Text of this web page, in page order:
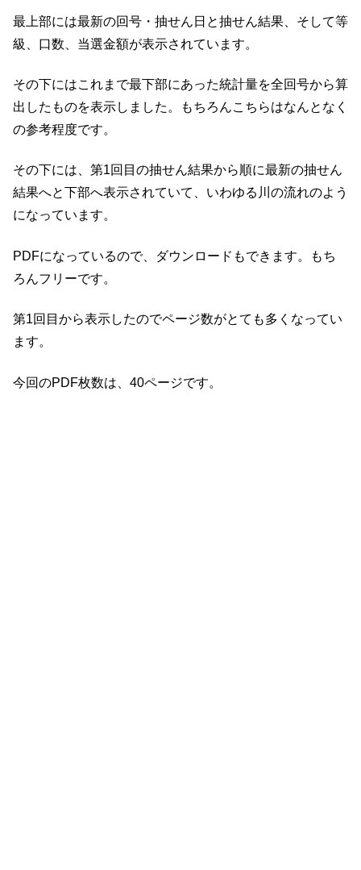
最上部には最新の回号・抽せん日と抽せん結果、そして等
級、口数、当選金額が表示されています。
その下にはこれまで最下部にあった統計量を全回号から算
出したものを表示しました。もちろんこちらはなんとなく
の参考程度です。
その下には、第1回目の抽せん結果から順に最新の抽せん
結果へと下部へ表示されていて、いわゆる川の流れのよう
になっています。
PDFになっているので、ダウンロードもできます。もち
ろんフリーです。
第1回目から表示したのでページ数がとても多くなってい
ます。
今回のPDF枚数は、40ページです。